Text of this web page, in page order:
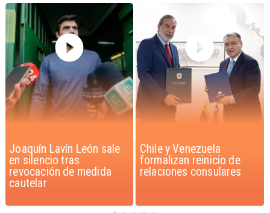
Chile y Venezuela
formalizan reinicio de
relaciones consulares
Feriantes rechazan
dichos de Camila Flores
sobre Fabiola Campillai